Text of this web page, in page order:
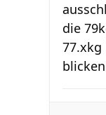
die
77.xkg